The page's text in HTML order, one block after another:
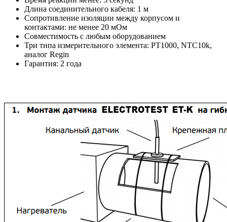
Длина соединительного кабеля: 1 м
Сопротивление изоляции между корпусом и
контактами: не менее 20 мОм
Совместимость с любым оборудованием
Три типа измерительного элемента: PT1000, NTC10k,
аналог Regin
Гарантия: 2 года